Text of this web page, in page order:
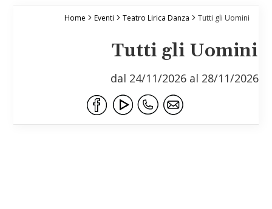
Home Eventi Teatro Lirica Danza Tutti gli Uomini
Tutti gli Uomini
dal 24/11/2026 al 28/11/2026